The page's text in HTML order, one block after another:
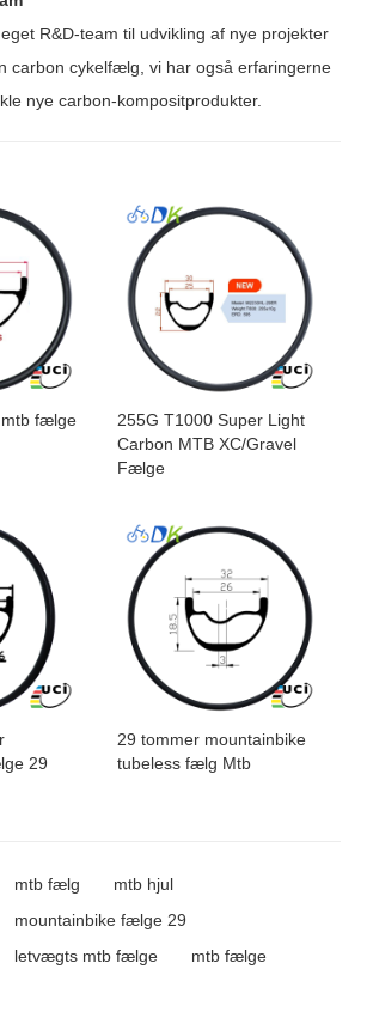
R&D-team til udvikling af nye projekter
carbon cykelfælg, vi har også erfaringerne
nye carbon-kompositprodukter.
fælge
255G T1000 Super Light
Carbon MTB XC/Gravel
Fælge
29
29 tommer mountainbike
tubeless fælg Mtb
mtb fælg
mtb hjul
mountainbike fælge 29
letvægts mtb fælge
mtb fælge